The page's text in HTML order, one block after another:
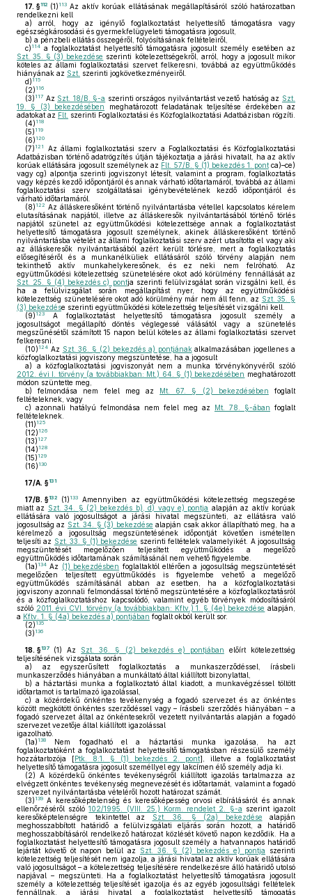
17. §112 (1) 113Az aktív korúak ellátásának megállapításáról szóló határozatban
rendelkezni kell
a) arról, hogy az igénylő foglalkoztatást helyettesítő támogatásra vagy
egészségkárosodási és gyermekfelügyeleti támogatásra jogosult,
b) a pénzbeli ellátás összegéről, folyósításának feltételeiről,
c) 114 a foglalkoztatást helyettesítő támogatásra jogosult személy esetében az
Szt. 35. § (3) bekezdése szerinti kötelezettségekről, arról, hogy a jogosult mikor
köteles az állami foglalkoztatási szervet felkeresni, továbbá az együttműködés
hiányának az Szt. szerinti jogkövetkezményeiről.
d) 115
(2) 116
(3) 117 Az Szt. 18/B. §-a szerinti országos nyilvántartást vezető hatóság az Szt.
19. § (3) bekezdésében meghatározott feladatának teljesítése érdekében az
adatokat az Flt. szerinti Foglalkoztatási és Közfoglalkoztatási Adatbázisban rögzíti.
(4) 118
(5) 119
(6) 120
(7) 121
Az állami foglalkoztatási szerv a Foglalkoztatási és Közfoglalkoztatási
Adatbázisban történő adatrögzítés útján tájékoztatja a járási hivatalt, ha az aktív
korúak ellátására jogosult személynek az Flt. 57/B. § (1) bekezdés 1. pontca)–ce)
vagy cg) alpontja szerinti jogviszonyt létesít, valamint a program, foglalkoztatás
vagy képzés kezdő időpontjáról és annak várható időtartamáról, továbbá az állami
foglalkoztatási szerv szolgáltatásai igénybevételének kezdő időpontjáról és
várható időtartamáról.
(8) 122 Az álláskeresőként történő nyilvántartásba vétellel kapcsolatos kérelem
elutasításának napjától, illetve az álláskeresők nyilvántartásából történő törlés
napjától szünetel az együttműködési kötelezettsége annak a foglalkoztatást
helyettesítő támogatásra jogosult személynek, akinek álláskeresőként történő
nyilvántartásba vételét az állami foglalkoztatási szerv azért utasította el vagy aki
az álláskeresők nyilvántartásából azért került törlésre, mert a foglalkoztatás
elősegítéséről és a munkanélküliek ellátásáról szóló törvény alapján nem
tekinthető aktív munkahelykeresőnek, és ez neki nem felróható. Az
együttműködési kötelezettség szünetelésére okot adó körülmény fennállását az
Szt. 25. § (4) bekezdés c) pontja szerinti felülvizsgálat során vizsgálni kell, és
ha a felülvizsgálat során megállapítást nyer, hogy az együttműködési
kötelezettség szünetelésére okot adó körülmény már nem áll fenn, az Szt. 35. §
(3) bekezdése szerinti együttműködési kötelezettség teljesítését vizsgálni kell.
(9) 123
A foglalkoztatást helyettesítő támogatásra jogosult személy a
jogosultságot megállapító döntés véglegessé válásától vagy a szünetelés
megszűnésétől számított 15 napon belül köteles az állami foglalkoztatási szervet
felkeresni.
(10) 124 Az Szt. 36. § (2) bekezdés a) pontjánakalkalmazásában jogellenes a
közfoglalkoztatási jogviszony megszüntetése, ha a jogosult
a) a közfoglalkoztatási jogviszonyát nem a munka törvénykönyvéről szóló
2012. évi I. törvény (a továbbiakban: Mt.) 64. § (1) bekezdésében meghatározott
módon szüntette meg,
b) felmondása nem felel meg az Mt. 67. § (2) bekezdésében foglalt
feltételeknek, vagy
c) azonnali hatályú felmondása nem felel meg az Mt. 78. §-ában foglalt
feltételeknek.
(11) 125
(12) 126
(13) 127
(14) 128
(15) 129
(16) 130
17/A. §131
17/B. §132 (1) 133Amennyiben az együttműködési kötelezettség megszegése
miatt az Szt. 34. § (2) bekezdés b), d) vagy e) pontja alapján az aktív korúak
ellátására való jogosultságot a járási hivatal megszünteti, az ellátásra való
jogosultság az Szt. 34. § (3) bekezdése alapján csak akkor állapítható meg, ha a
kérelmező a jogosultság megszüntetésének időpontját követően ismételten
teljesíti az Szt. 33. § (1) bekezdése szerinti feltételek valamelyikét. A jogosultság
megszüntetését megelőzően teljesített együttműködés a megelőző
együttműködés időtartamának számításánál nem vehető figyelembe.
(1a) 134 Az (1) bekezdésben foglaltaktól eltérően a jogosultság megszüntetését
megelőzően teljesített együttműködés is figyelembe vehető a megelőző
együttműködés számításánál abban az esetben, ha a közfoglalkoztatási
jogviszony azonnali felmondással történő megszüntetésére a közfoglalkoztatásról
és a közfoglalkoztatáshoz kapcsolódó, valamint egyéb törvények módosításáról
szóló 2011. évi CVI. törvény (a továbbiakban: Kftv.) 1. § (4e) bekezdése alapján,
a Kftv. 1. § (4a) bekezdés a) pontjában foglalt okból került sor.
(2) 135
(3) 136
18. §137 (1) Az Szt. 36. § (2) bekezdés e) pontjában előírt kötelezettség
teljesítésének vizsgálata során
a) az egyszerűsített foglalkoztatás a munkaszerződéssel, írásbeli
munkaszerződés hiányában a munkáltató által kiállított bizonylattal,
b) a háztartási munka a foglalkoztató által kiadott, a munkavégzéssel töltött
időtartamot is tartalmazó igazolással,
c) a közérdekű önkéntes tevékenység a fogadó szervezet és az önkéntes
között megkötött önkéntes szerződéssel vagy – írásbeli szerződés hiányában – a
fogadó szervezet által az önkéntesekről vezetett nyilvántartás alapján a fogadó
szervezet vezetője által kiállított igazolással
igazolható.
(1a) 138
Nem fogadható el a háztartási munka igazolása, ha azt
foglalkoztatóként a foglalkoztatást helyettesítő támogatásban részesülő személy
hozzátartozója [Ptk. 8:1. § (1) bekezdés 2. pont], illetve a foglalkoztatást
helyettesítő támogatásra jogosult személlyel egy lakcímen élő személy adja ki.
(2) A közérdekű önkéntes tevékenységről kiállított igazolás tartalmazza az
elvégzett önkéntes tevékenység megnevezését és időtartamát, valamint a fogadó
szervezet nyilvántartásba vételéről hozott határozat számát.
(3) 139 A keresőképtelenség és keresőképesség orvosi elbírálásáról és annak
ellenőrzéséről szóló102/1995. (VIII. 25.) Korm. rendelet 2. §-a szerint igazolt
keresőképtelenségre tekintettel az
Szt. 36. § (2a) bekezdése alapján
meghosszabbított határidő a felülvizsgálati eljárás során hozott, a határidő
meghosszabbításáról rendelkező határozat közlését követő napon kezdődik. Ha a
foglalkoztatást helyettesítő támogatásra jogosult személy a hatvannapos határidő
lejártát követő öt napon belül az Szt. 36. § (2) bekezdés e) pontja szerinti
kötelezettség teljesítését nem igazolja, a járási hivatal az aktív korúak ellátására
való jogosultságot – a kötelezettség teljesítésére rendelkezésre álló határidő utolsó
napjával – megszünteti. Ha a foglalkoztatást helyettesítő támogatásra jogosult
személy a kötelezettség teljesítését igazolja és az egyéb jogosultsági feltételek
fennállnak, a járási hivatal a foglalkoztatást helyettesítő támogatás